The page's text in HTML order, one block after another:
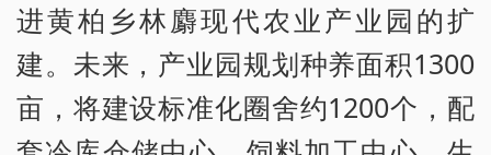
进黄柏乡林麝现代农业产业园的扩
建。未来，产业园规划种养面积1300
亩，将建设标准化圈舍约1200个，配